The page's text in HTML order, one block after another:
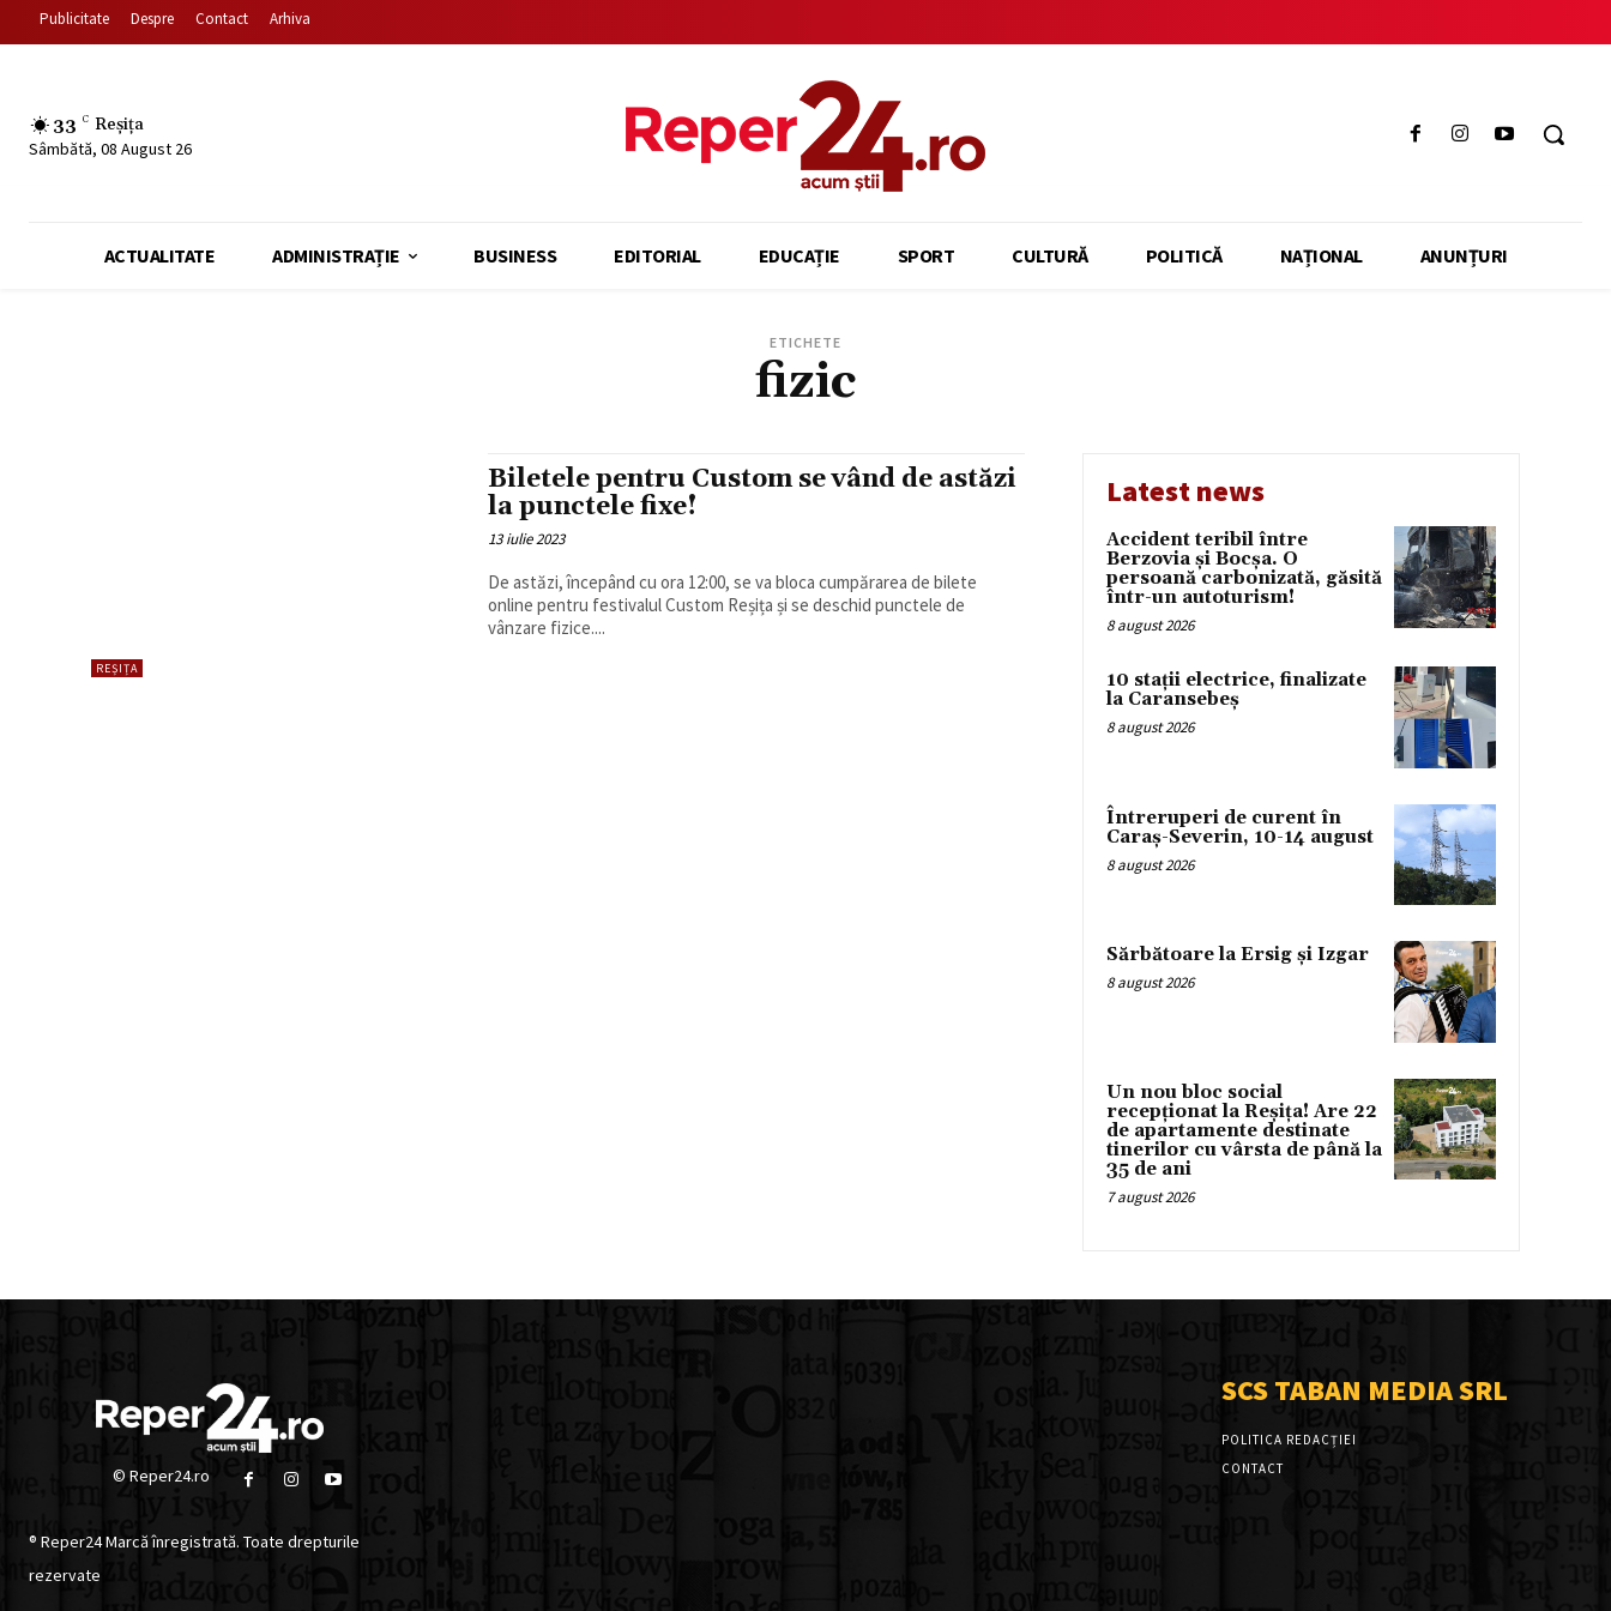
Publicitate Despre Contact Arhiva
33 C Reșița
Sâmbătă, 08 August 26
ACTUALITATE ADMINISTRAȚIE BUSINESS EDITORIAL EDUCAȚIE SPORT CULTURĂ POLITICĂ NAȚIONAL ANUNȚURI
ETICHETE
fizic
REȘIȚA
Biletele pentru Custom se vând de astăzi
la punctele fixe!
13 iulie 2023
De astăzi, începând cu ora 12:00, se va bloca cumpărarea de bilete
online pentru festivalul Custom Reșița și se deschid punctele de
vânzare fizice....
Latest news
Accident teribil între
Berzovia și Bocșa. O
persoană carbonizată, găsită
într-un autoturism!
8 august 2026
10 stații electrice, finalizate
la Caransebeș
8 august 2026
Întreruperi de curent în
Caraș-Severin, 10-14 august
8 august 2026
Sărbătoare la Ersig și Izgar
8 august 2026
Un nou bloc social
recepționat la Reșița! Are 22
de apartamente destinate
tinerilor cu vârsta de până la
35 de ani
7 august 2026
© Reper24.ro
® Reper24 Marcă înregistrată. Toate drepturile
rezervate
SCS TABAN MEDIA SRL
POLITICA REDACȚIEI
CONTACT